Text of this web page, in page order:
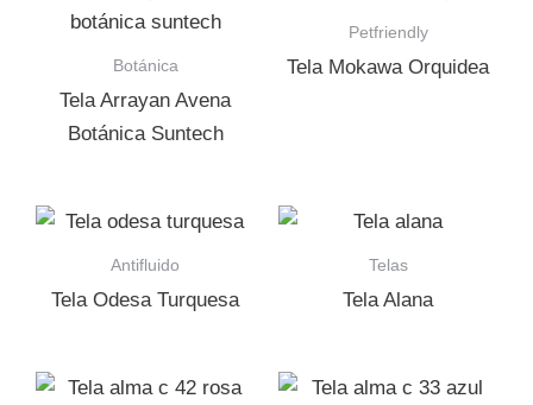
Botánica
Tela Arrayan Avena
Botánica Suntech
Petfriendly
Tela Mokawa Orquidea
Antifluido
Tela Odesa Turquesa
Telas
Tela Alana